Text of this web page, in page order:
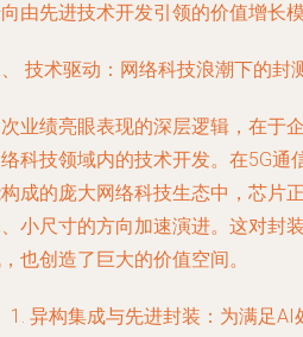
由先进技术开发引领的价值增长模
技术驱动：网络科技浪潮下的封
业绩亮眼表现的深层逻辑，在于
科技领域内的技术开发。在5G通
成的庞大网络科技生态中，芯片
小尺寸的方向加速演进。这对封
也创造了巨大的价值空间。
异构集成与先进封装 ：为满足